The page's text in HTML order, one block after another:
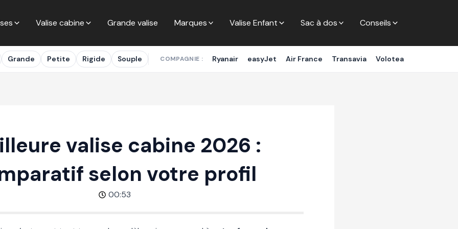
Valise cabine Grande valise Marques Valise Enfant Sac à dos Conseils
Grande Petite Rigide Souple COMPAGNIE : Ryanair easyJet Air France Transavia Volotea
valise cabine 2026 :
selon votre profil
00:53